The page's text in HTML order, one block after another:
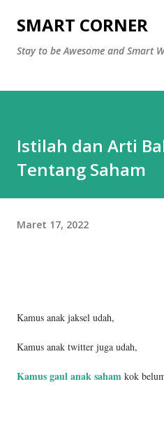
Langsung ke
SMART CORNER
Stay to be Awesome and Smart
Istilah dan Arti
Tentang Saham
Maret 17, 2022
Kamus anak jaksel udah,
Kamus anak twitter juga udah,
Kamus gaul anak saham kok